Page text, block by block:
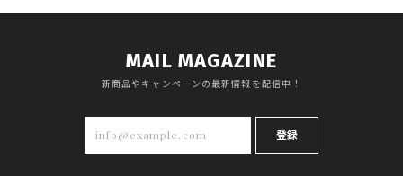
MAIL MAGAZINE
新商品やキャンペーンの最新情報を配信中！
登録